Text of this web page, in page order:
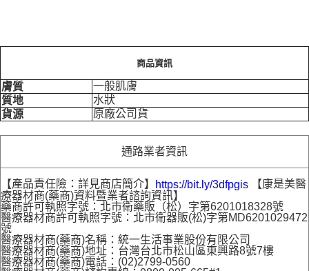
商品資訊
膚質
一般肌膚
質地
水狀
貨源
原廠公司貨
通路業者資訊
【產品責任險：詳見商店簡介】 https://bit.ly/3dfpgis 【康是美醫
療器材商(藥商)資料暨業者諮詢資訊】
藥商許可執照字號：北市衛藥販（松）字第6201018328號
醫療器材商許可執照字號：北市衛器販(松)字第MD6201029472
號
醫療器材商(藥商)名稱：統一生活事業股份有限公司
醫療器材商(藥商)地址：台灣台北市松山區東興路8號7樓
醫療器材商(藥商)電話：(02)2799-0560